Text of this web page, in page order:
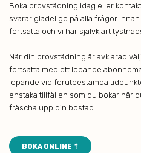
Boka provstädning idag eller
svarar gladelige på alla frågor
fortsätta och vi har självklart
När din provstädning är avklarad
fortsätta med ett löpande
löpande vid förutbestämda
enstaka tillfällen som du bokar när
fräscha upp din bostad.
BOKA ONLINE ⇡